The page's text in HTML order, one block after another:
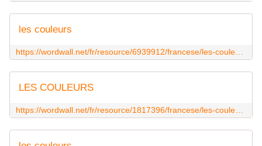
les couleurs
LES COULEURS